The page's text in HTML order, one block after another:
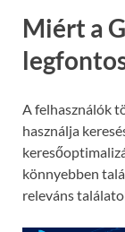
Miért a
A felhasználók
használja
könnyebben
releváns